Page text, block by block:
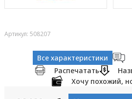
Артикул: 508207
Все характеристики
Распечатать
Хочу похожий,